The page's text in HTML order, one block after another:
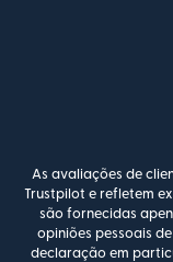
As avaliações de
Trustpilot e refletem
são fornecidas
opiniões pessoais
declaração em